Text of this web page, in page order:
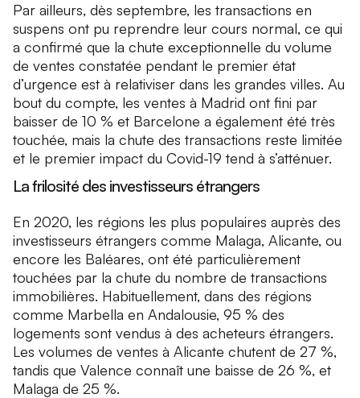
Par ailleurs, dès septembre, les transactions en
suspens ont pu reprendre leur cours normal, ce qui
a confirmé que la chute exceptionnelle du volume
de ventes constatée pendant le premier état
d’urgence est à relativiser dans les grandes villes. Au
bout du compte, les ventes à Madrid ont fini par
baisser de 10 % et Barcelone a également été très
touchée, mais la chute des transactions reste limitée
et le premier impact du Covid-19 tend à s’atténuer.
La frilosité des investisseurs étrangers
En 2020, les régions les plus populaires auprès des
investisseurs étrangers comme Malaga, Alicante, ou
encore les Baléares, ont été particulièrement
touchées par la chute du nombre de transactions
immobilières. Habituellement, dans des régions
comme Marbella en Andalousie, 95 % des
logements sont vendus à des acheteurs étrangers.
Les volumes de ventes à Alicante chutent de 27 %,
tandis que Valence connaît une baisse de 26 %, et
Malaga de 25 %.